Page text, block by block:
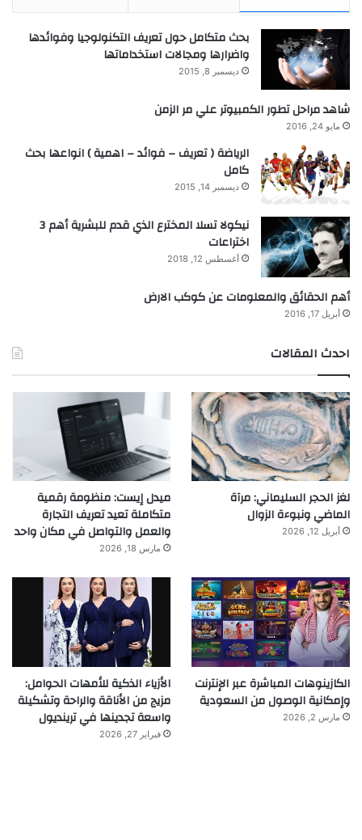
بحث متكامل حول تعريف التكنولوجيا وفوائدها
واضرارها ومجالات استخداماتها
ديسمبر 8, 2015
شاهد مراحل تطور الكمبيوتر علي مر الزمن
مايو 24, 2016
الرياضة ( تعريف – فوائد – اهمية ) انواعها بحث
كامل
ديسمبر 14, 2015
نيكولا تسلا المخترع الذي قدم للبشرية أهم 3
اختراعات
أغسطس 12, 2018
أهم الحقائق والمعلومات عن كوكب الارض
أبريل 17, 2016
احدث المقالات
لغز الحجر السليماني: مرآة
الماضي ونبوءة الزوال
أبريل 12, 2026
ميدل إيست: منظومة رقمية
متكاملة تعيد تعريف التجارة
والعمل والتواصل في مكان واحد
مارس 18, 2026
الكازينوهات المباشرة عبر الإنترنت
وإمكانية الوصول من السعودية
مارس 2, 2026
الأزياء الذكية للأمهات الحوامل:
مزيج من الأناقة والراحة وتشكيلة
واسعة تجدينها في ترينديول
فبراير 27, 2026